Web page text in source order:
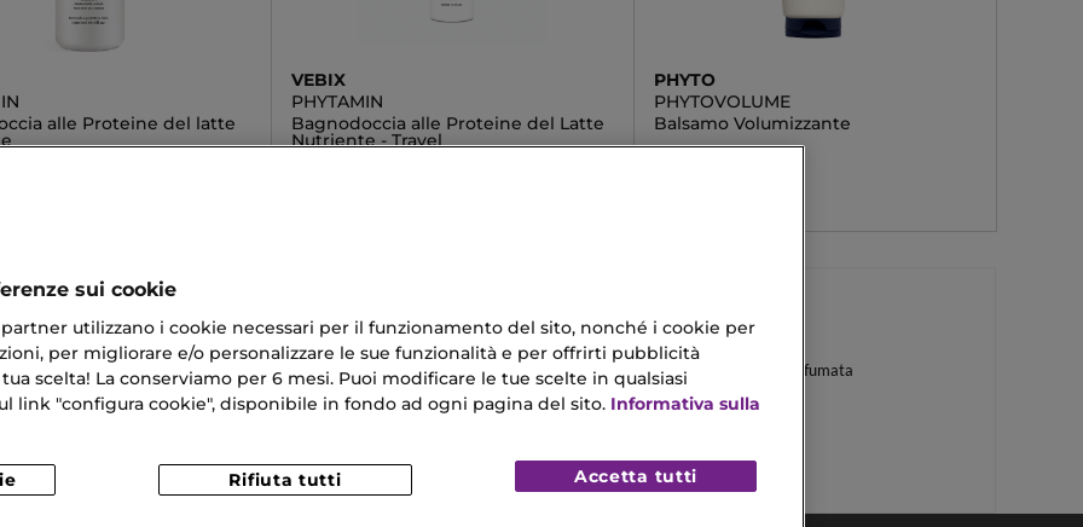
alle Proteine del latte
VEBIX
PHYTAMIN
Bagnodoccia alle Proteine del Latte
Nutriente - Travel
PHYTO
PHYTOVOLUME
Balsamo Volumizzante
Cocco Crema Corpo Bianco Latte Crema Per Il Corpo Profumata
Shampoo Per Capelli Danneggiati
Trasparente
sui cookie
utilizzano i cookie necessari per il funzionamento del sito, nonché i cookie per
per migliorare e/o personalizzare le sue funzionalità e per offrirti pubblicità
scelta! La conserviamo per 6 mesi. Puoi modificare le tue scelte in qualsiasi
link "configura cookie", disponibile in fondo ad ogni pagina del sito. Informativa sulla
Rifiuta tutti Accetta tutti